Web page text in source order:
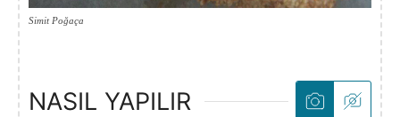
Simit Poğaça
NASIL YAPILIR